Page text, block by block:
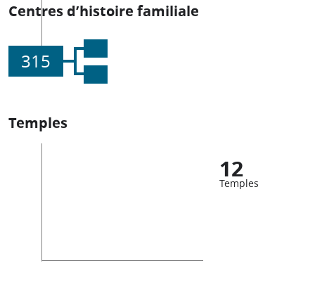
Centres d’histoire familiale
315
Temples
12
Temples